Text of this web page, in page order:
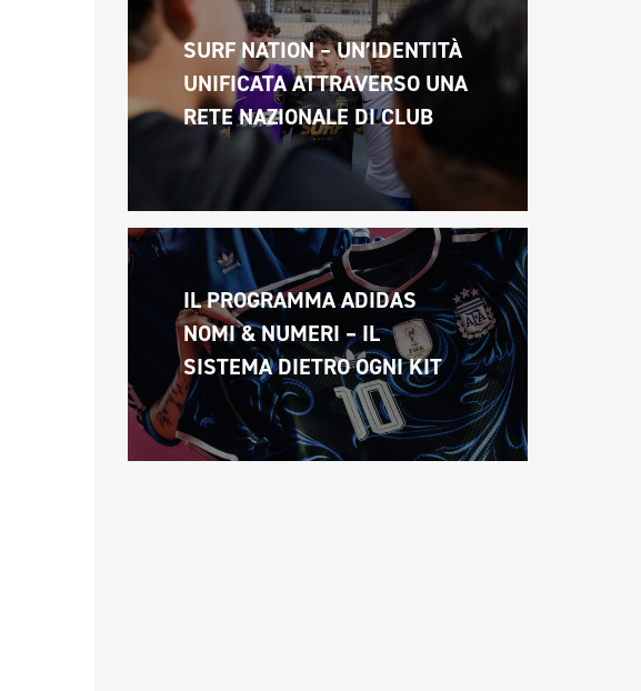
SURF NATION – UN’IDENTITÀ
UNIFICATA ATTRAVERSO UNA
RETE NAZIONALE DI CLUB
IL PROGRAMMA ADIDAS
NOMI & NUMERI – IL
SISTEMA DIETRO OGNI KIT